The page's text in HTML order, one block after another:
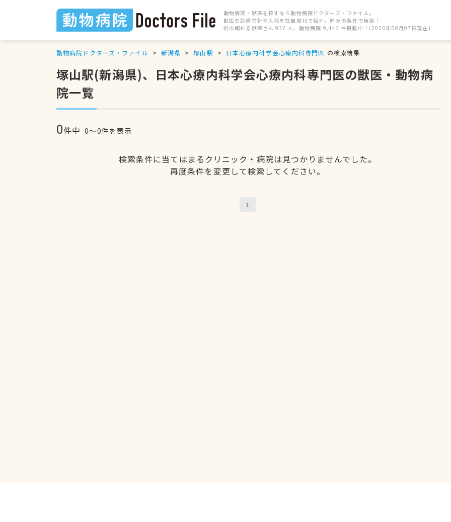
動物病院・獣医を探すなら動物病院ドクターズ・ファイル。
獣医の診療方針や人柄を独自取材で紹介。好みの条件で検索！
街の頼れる獣医さん 937 人、動物病院 9,443 件掲載中！(2026年08月07日現在)
動物病院ドクターズ・ファイル 新潟県 塚山駅 日本心療内科学会心療内科専門医 の検索結果
塚山駅(新潟県)、日本心療内科学会心療内科専門医の獣医・動物病
院一覧
0件中 0〜0件を表示
検索条件に当てはまるクリニック・病院は見つかりませんでした。
再度条件を変更して検索してください。
1